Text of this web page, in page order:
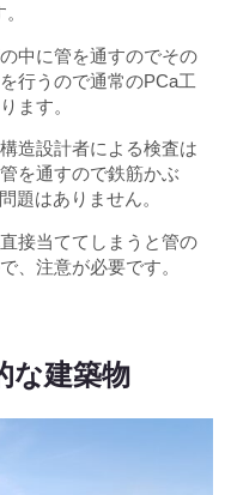
中に管を通すのでその
行うので通常のPCa工
ます。
造設計者による検査は
を通すので鉄筋かぶ
題はありません。
接当ててしまうと管の
、注意が必要です。
な建築物